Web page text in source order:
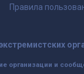
Правила
организации и